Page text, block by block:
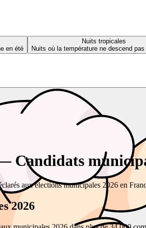
en été
Nuits tropicales
Nuits où la température ne descend pas
Candidats
aux élections municipales 2026 en
2026